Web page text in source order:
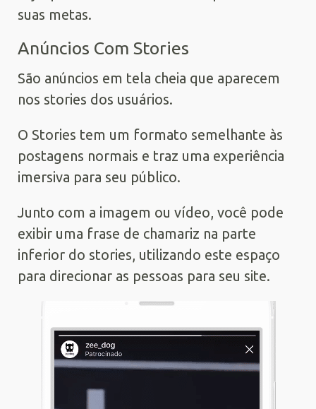
suas metas.
Anúncios Com Stories
São anúncios em tela cheia que aparecem
nos stories dos usuários.
O Stories tem um formato semelhante às
postagens normais e traz uma experiência
imersiva para seu público.
Junto com a imagem ou vídeo, você pode
exibir uma frase de chamariz na parte
inferior do stories, utilizando este espaço
para direcionar as pessoas para seu site.